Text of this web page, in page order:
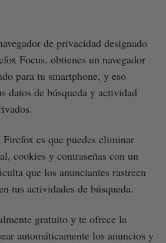
de privacidad designado
Focus, obtienes un navegador
para tu smartphone, y eso
datos de búsqueda y actividad
es que puedes eliminar
cookies y contraseñas con un
que los anunciantes rastreen
tus actividades de búsqueda.
gratuito y te ofrece la
automáticamente los anuncios y